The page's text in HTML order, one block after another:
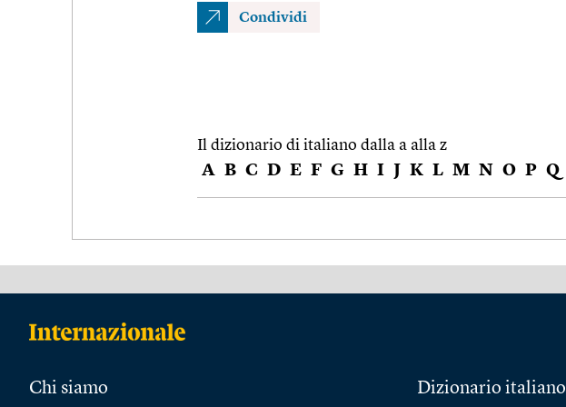
Condividi
Il dizionario di italiano dalla a alla z
A B C D E F G H I J K L M N O P Q
Chi siamo Dizionario italiano